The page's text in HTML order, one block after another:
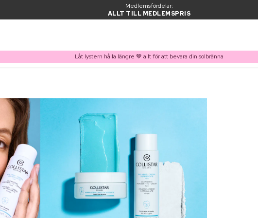
Medlemsfördelar:
ALLT TILL MEDLEMSPRIS
Låt lystern hålla längre 🤎 allt för att bevara din solbränna